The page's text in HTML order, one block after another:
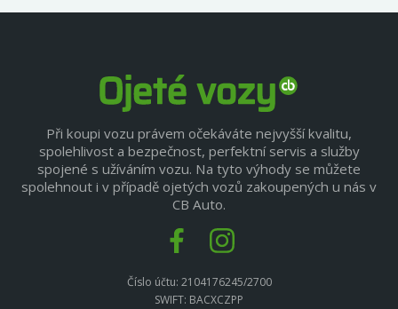
Při koupi vozu právem očekáváte nejvyšší kvalitu,
spolehlivost a bezpečnost, perfektní servis a služby
spojené s užíváním vozu. Na tyto výhody se můžete
spolehnout i v případě ojetých vozů zakoupených u nás v
CB Auto.
Číslo účtu: 2104176245/2700
SWIFT: BACXCZPP